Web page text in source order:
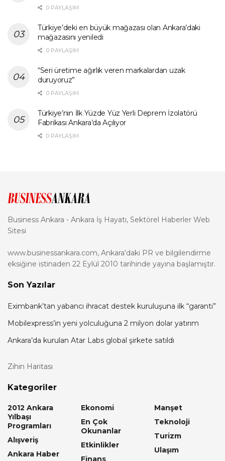
0 PAYLAŞIM
Türkiye’deki en büyük mağazası olan Ankara’daki
mağazasını yeniledi
0 PAYLAŞIM
“Seri üretime ağırlık veren markalardan uzak
duruyoruz”
0 PAYLAŞIM
Türkiye’nin İlk Yüzde Yüz Yerli Deprem İzolatörü
Fabrikası Ankara’da Açılıyor
0 PAYLAŞIM
Business Ankara - Ankara İş Hayatı, Sektörel Haberler Web
Sitesi
www.businessankara.com, Ankara'daki PR ve bilgilendirme
eksiğine istinaden 22 Eylül 2010 tarihinde yayına başlamıştır.
Son Yazılar
Eximbank’tan yabancı ihracat destek kuruluşuna ilk “garanti”
Mobilexpress’in yeni yolculuğuna 2 milyon dolar yatırım
Ankara’da kurulan Atar Labs global şirkete satıldı
Zihin Haritası
Kategoriler
2012 Ankara
Yılbaşı
Programları
Alışveriş
Ankara Haber
Ekonomi
En Çok
Okunanlar
Etkinlikler
Manşet
Teknoloji
Turizm
Ulaşım